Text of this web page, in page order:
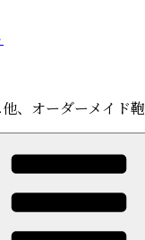
、オーダーメイド鞄